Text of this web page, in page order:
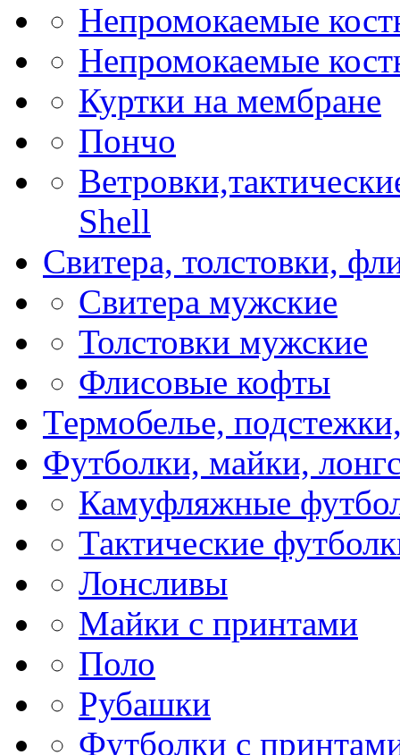
Непромокаемые
Непромокаемые
Куртки на мембране
Пончо
Shell
Свитера, толстовки,
Свитера мужские
Толстовки мужские
Флисовые кофты
Термобелье,
Футболки, майки,
Камуфляжные
Тактические
Лонсливы
Майки с принтами
Поло
Рубашки
Футболки с